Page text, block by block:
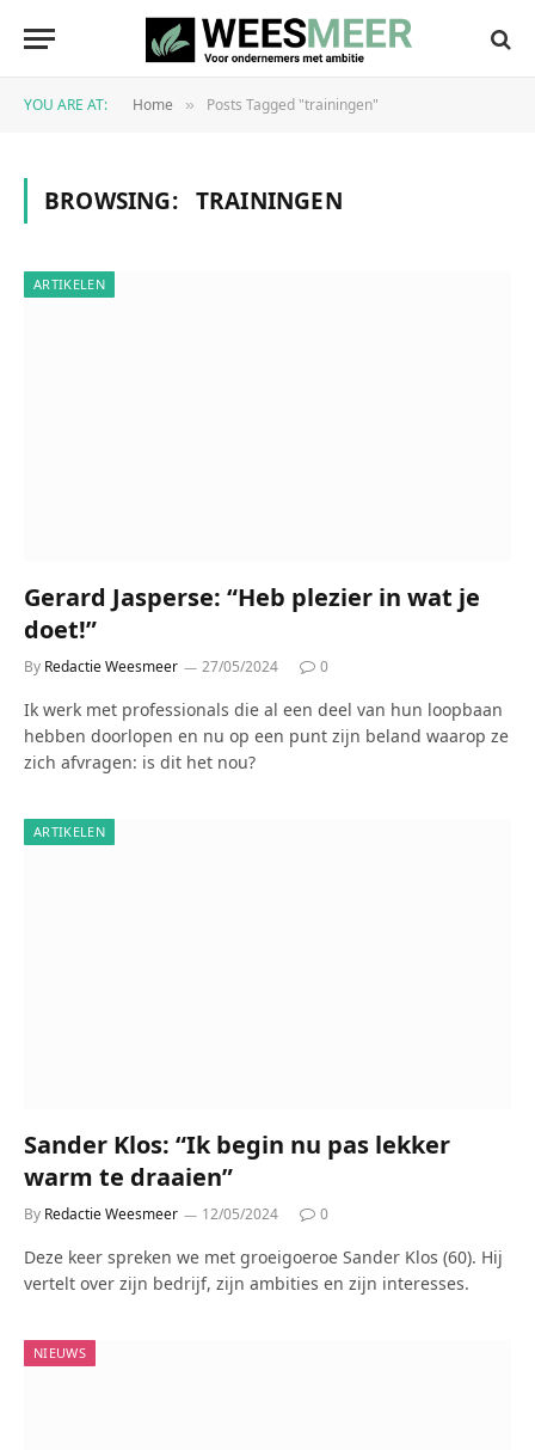
YOU ARE AT: Home » Posts Tagged "trainingen"
BROWSING: TRAININGEN
ARTIKELEN
Gerard Jasperse: “Heb plezier in wat je
doet!”
By Redactie Weesmeer 27/05/2024 0
Ik werk met professionals die al een deel van hun loopbaan
hebben doorlopen en nu op een punt zijn beland waarop ze
zich afvragen: is dit het nou?
ARTIKELEN
Sander Klos: “Ik begin nu pas lekker
warm te draaien”
By Redactie Weesmeer 12/05/2024 0
Deze keer spreken we met groeigoeroe Sander Klos (60). Hij
vertelt over zijn bedrijf, zijn ambities en zijn interesses.
NIEUWS